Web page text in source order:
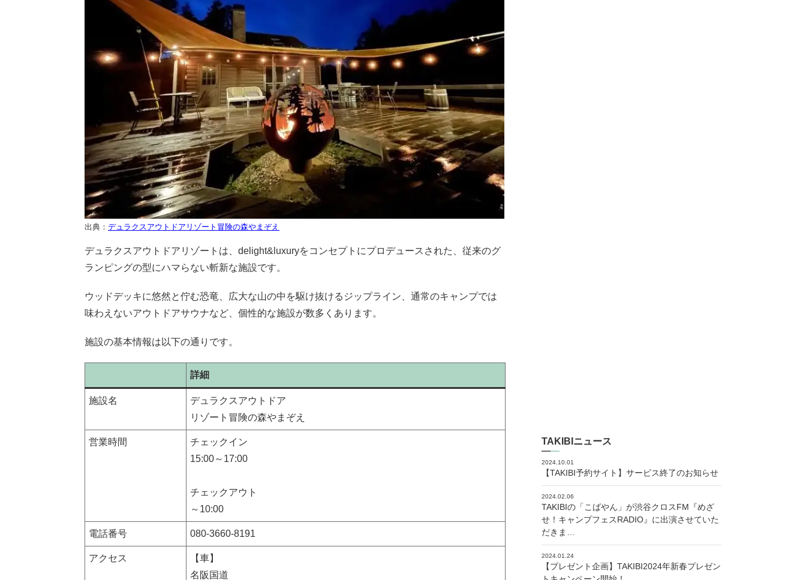
出典： デュラクスアウトドアリゾート冒険の森やまぞえ
デュラクスアウトドアリゾートは、delight&luxuryをコンセプトにプロデュースされた、従来のグ
ランピングの型にハマらない斬新な施設です。
ウッドデッキに悠然と佇む恐竜、広大な山の中を駆け抜けるジップライン、通常のキャンプでは
味わえないアウトドアサウナなど、個性的な施設が数多くあります。
施設の基本情報は以下の通りです。
詳細
施設名
デュラクスアウトドア
リゾート冒険の森やまぞえ
営業時間
チェックイン
15:00～17:00
チェックアウト
～10:00
電話番号 080-3660-8191
アクセス
【車】
名阪国道
TAKIBIニュース
2024.10.01
【TAKIBI予約サイト】サービス終了のお知らせ
2024.02.06
TAKIBIの「こばやん」が渋谷クロスFM『めざ
せ！キャンプフェスRADIO』に出演させていた
だきま…
2024.01.24
【プレゼント企画】TAKIBI2024年新春プレゼン